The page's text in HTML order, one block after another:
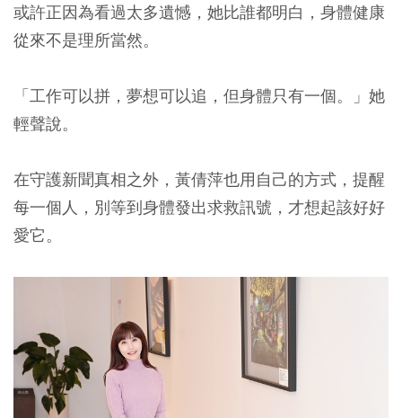
或許正因為看過太多遺憾，她比誰都明白，身體健康
從來不是理所當然。
「工作可以拼，夢想可以追，但身體只有一個。」她
輕聲說。
在守護新聞真相之外，黃倩萍也用自己的方式，提醒
每一個人，別等到身體發出求救訊號，才想起該好好
愛它。